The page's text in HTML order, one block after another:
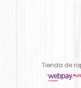
Tienda de